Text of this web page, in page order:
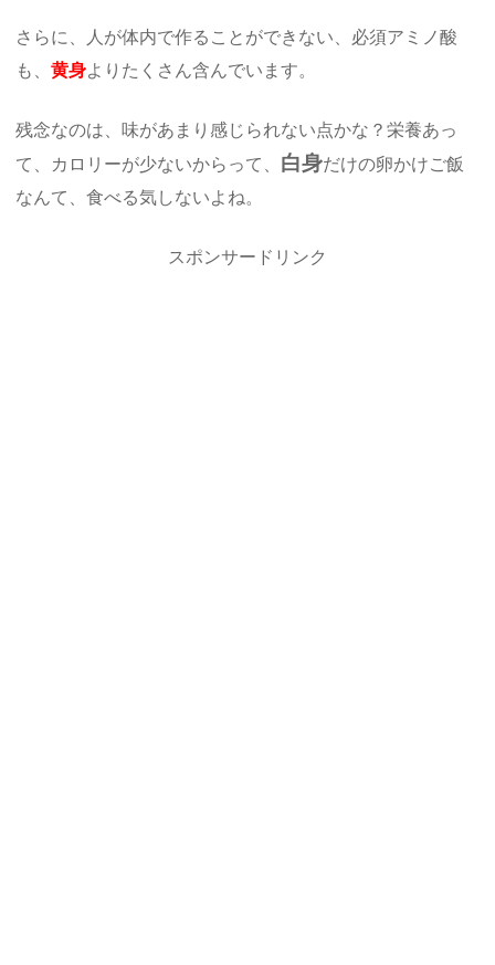
さらに、人が体内で作ることができない、必須アミノ酸
も、黄身よりたくさん含んでいます。
残念なのは、味があまり感じられない点かな？栄養あっ
て、カロリーが少ないからって、 白身だけの卵かけご飯
なんて、食べる気しないよね。
スポンサードリンク